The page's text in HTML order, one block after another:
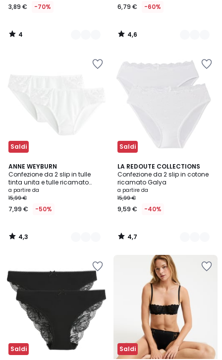
3,89 € -70%
4
/
6,79 € -60%
4,6
/
Saldi
ANNE WEYBURN
Confezione da 2 slip in tulle
tinta unita e tulle ricamato
Lyssa
a partire da
15,99 €
7,99 € -50%
4,3
/ 5
5
Colori
4,3
/
Saldi
LA REDOUTE COLLECTIONS
Confezione da 2 slip in cotone
ricamato Galya
a partire da
15,99 €
9,59 € -40%
4,7
/ 5
4
Colori
4,7
/
Saldi Saldi